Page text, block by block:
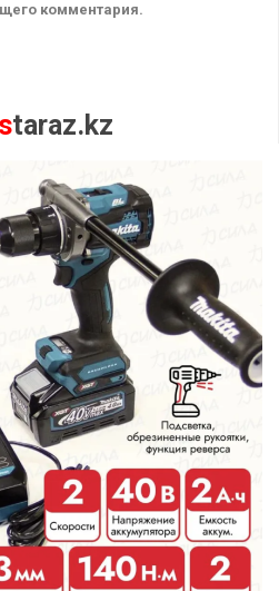
комментария.
taraz.kz